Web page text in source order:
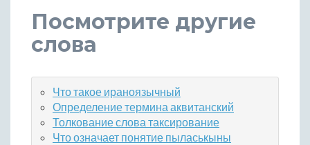
Посмотрите другие
слова
Что такое ираноязычный
Определение термина аквитанский
Толкование слова таксирование
Что означает понятие пыласькыны